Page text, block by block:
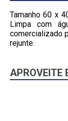
Tamanho 60 x
Limpa com
comercializado
rejunte.
APROVEITE